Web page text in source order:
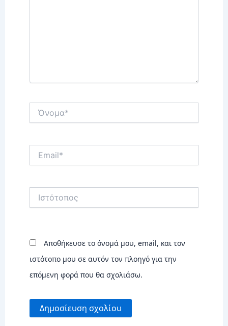
Όνομα*
Ιστότοπος
Αποθήκευσε το όνομά μου, email, και τον
ιστότοπο μου σε αυτόν τον πλοηγό για την
επόμενη φορά που θα σχολιάσω.